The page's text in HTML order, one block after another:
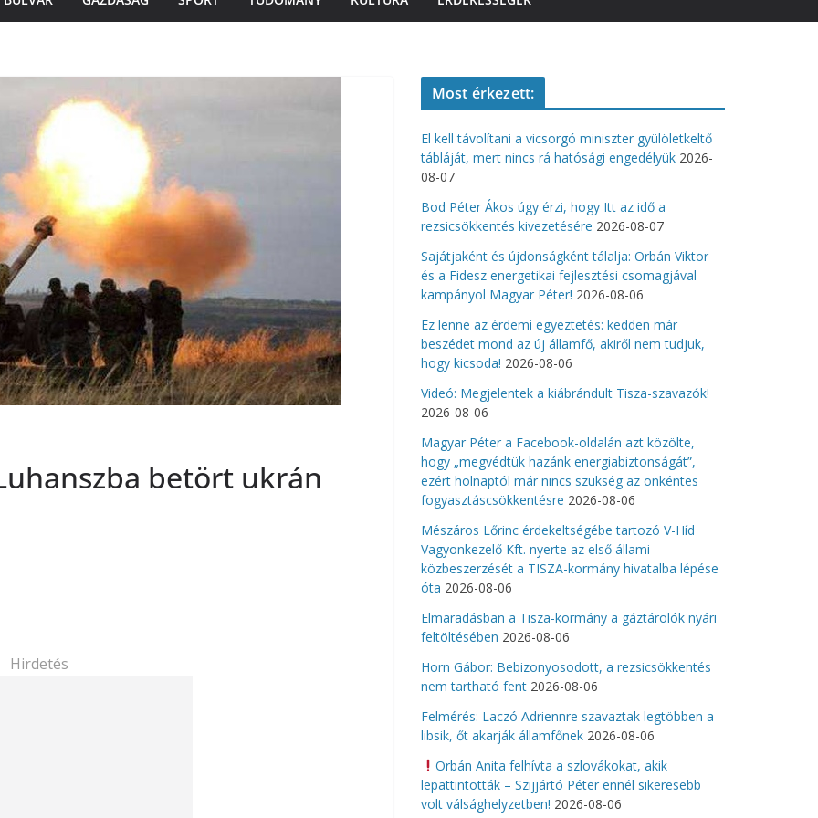
betört ukrán
Hirdetés
Most érkezett:
El kell távolítani a vicsorgó miniszter gyülöletkeltő
tábláját, mert nincs rá hatósági engedélyük 2026-
08-07
Bod Péter Ákos úgy érzi, hogy Itt az idő a
rezsicsökkentés kivezetésére 2026-08-07
Sajátjaként és újdonságként tálalja: Orbán Viktor
és a Fidesz energetikai fejlesztési csomagjával
kampányol Magyar Péter! 2026-08-06
Ez lenne az érdemi egyeztetés: kedden már
beszédet mond az új államfő, akiről nem tudjuk,
hogy kicsoda! 2026-08-06
Videó: Megjelentek a kiábrándult Tisza-szavazók!
2026-08-06
Magyar Péter a Facebook-oldalán azt közölte,
hogy „megvédtük hazánk energiabiztonságát”,
ezért holnaptól már nincs szükség az önkéntes
fogyasztáscsökkentésre 2026-08-06
Mészáros Lőrinc érdekeltségébe tartozó V-Híd
Vagyonkezelő Kft. nyerte az első állami
közbeszerzését a TISZA-kormány hivatalba lépése
óta 2026-08-06
Elmaradásban a Tisza-kormány a gáztárolók nyári
feltöltésében 2026-08-06
Horn Gábor: Bebizonyosodott, a rezsicsökkentés
nem tartható fent 2026-08-06
Felmérés: Laczó Adriennre szavaztak legtöbben a
libsik, őt akarják államfőnek 2026-08-06
Orbán Anita felhívta a szlovákokat, akik
lepattintották – Szijjártó Péter ennél sikeresebb
volt válsághelyzetben! 2026-08-06